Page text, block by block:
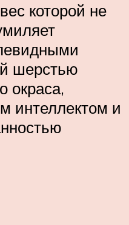
которой не
шерстью
окраса,
интеллектом и